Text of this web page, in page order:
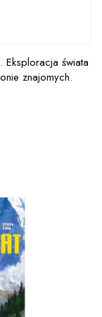
świata
znajomych.